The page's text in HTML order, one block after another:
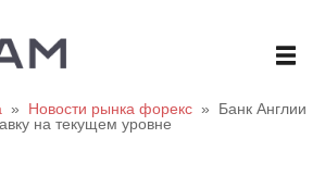
» Новости рынка форекс »
Банк Англии
на текущем уровне